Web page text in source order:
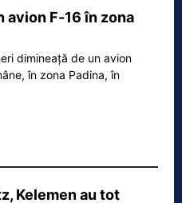
avion F‑16 în zona
dimineață de un avion
în zona Padina, în
Kelemen au tot